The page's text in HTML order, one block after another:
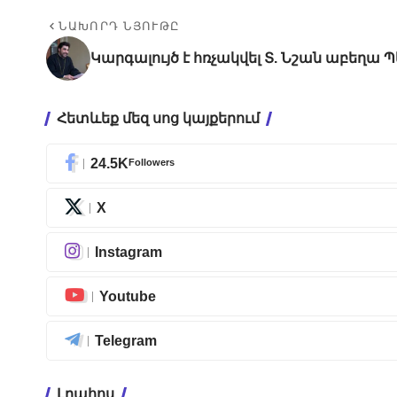
ՆԱԽՈՐԴ ՆՅՈՒԹԸ
Կարգալույծ է հռչակվել Տ. Նշան աբեղա
Հետևեք մեզ սոց կայքերում
24.5KFollowers
X
Instagram
Youtube
Telegram